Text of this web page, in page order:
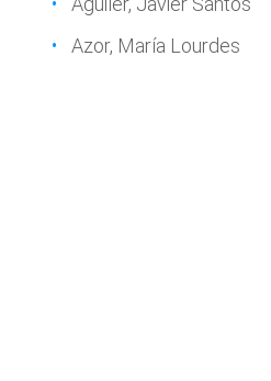
Azor, María Lourdes